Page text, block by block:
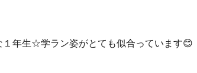
１年生☆学ラン姿がとても似合っています😊